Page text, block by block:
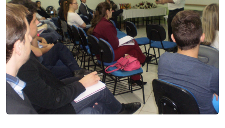
Editora
Rádio
Museu
Unoesc
Store